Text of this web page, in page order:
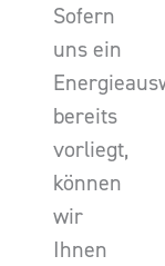
Sofern
uns ein
bereits
vorliegt,
können
wir
Ihnen